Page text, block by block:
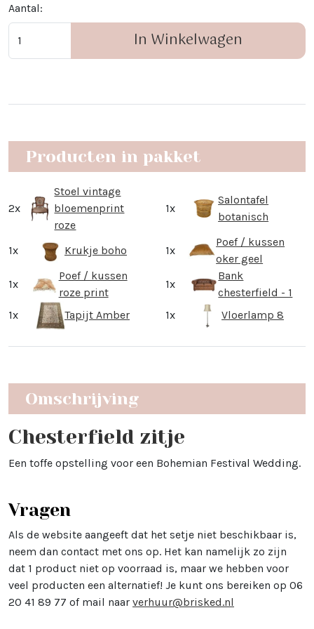
Aantal:
In Winkelwagen
Producten in pakket
2x
Stoel vintage
bloemenprint
roze
1x
Salontafel
botanisch
1x Krukje boho 1x
Poef / kussen
oker geel
1x
Poef / kussen
roze print
1x
Bank
chesterfield - 1
1x
Tapijt Amber 1x Vloerlamp 8
Omschrijving
Chesterfield zitje
Een toffe opstelling voor een Bohemian Festival Wedding.
Vragen
Als de website aangeeft dat het setje niet beschikbaar is,
neem dan contact met ons op. Het kan namelijk zo zijn
dat 1 product niet op voorraad is, maar we hebben voor
veel producten een alternatief! Je kunt ons bereiken op 06
20 41 89 77 of mail naar verhuur@brisked.nl